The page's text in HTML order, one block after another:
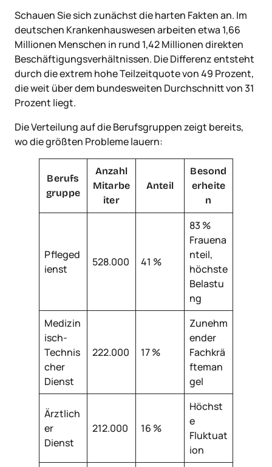
Schauen Sie sich zunächst die harten Fakten an. Im
deutschen Krankenhauswesen arbeiten etwa 1,66
Millionen Menschen in rund 1,42 Millionen direkten
Beschäftigungsverhältnissen. Die Differenz entsteht
durch die extrem hohe Teilzeitquote von 49 Prozent,
die weit über dem bundesweiten Durchschnitt von 31
Prozent liegt.
Die Verteilung auf die Berufsgruppen zeigt bereits,
wo die größten Probleme lauern:
Berufs
gruppe
Anzahl
Mitarbe
iter
Anteil
Besond
erheite
n
Pfleged
ienst
528.000 41 %
83 %
Frauena
nteil,
höchste
Belastu
ng
Medizin
isch-
Technis
cher
Dienst
222.000 17 %
Zunehm
ender
Fachkrä
fteman
gel
Ärztlich
er
Dienst
212.000 16 %
Höchst
e
Fluktuat
ion